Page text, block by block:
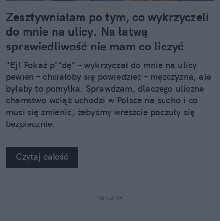
Zesztywniałam po tym, co wykrzyczeli
do mnie na ulicy. Na łatwą
sprawiedliwość nie mam co liczyć
"Ej! Pokaż p**dę” – wykrzyczał do mnie na ulicy
pewien – chciałoby się powiedzieć – mężczyzna, ale
byłaby to pomyłka. Sprawdzam, dlaczego uliczne
chamstwo wciąż uchodzi w Polsce na sucho i co
musi się zmienić, żebyśmy wreszcie poczuły się
bezpiecznie.
Czytaj całość
REKLAMA